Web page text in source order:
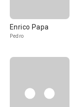
Enrico Papa
Pedro